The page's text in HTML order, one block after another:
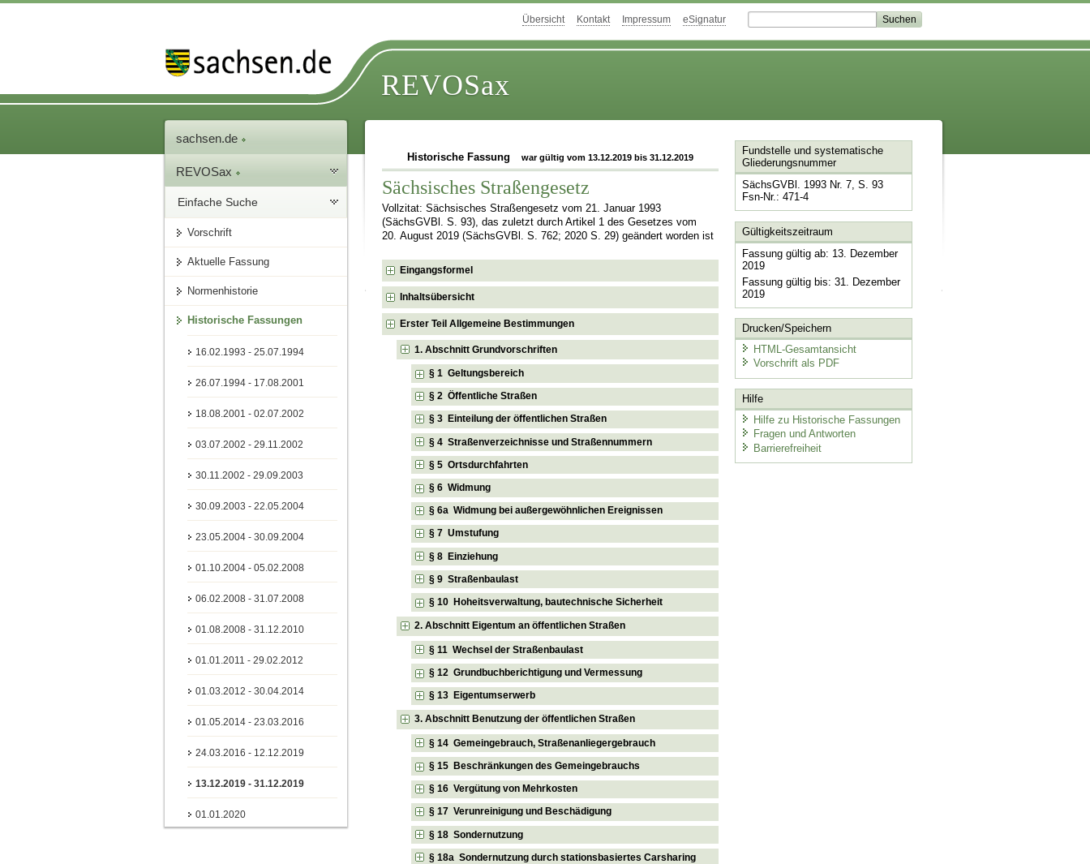
Übersicht Kontakt Impressum eSignatur
REVOSax
sachsen.de
REVOSax
Einfache Suche
Vorschrift
Aktuelle Fassung
Normenhistorie
Historische Fassungen
16.02.1993 - 25.07.1994
26.07.1994 - 17.08.2001
18.08.2001 - 02.07.2002
03.07.2002 - 29.11.2002
30.11.2002 - 29.09.2003
30.09.2003 - 22.05.2004
23.05.2004 - 30.09.2004
01.10.2004 - 05.02.2008
06.02.2008 - 31.07.2008
01.08.2008 - 31.12.2010
01.01.2011 - 29.02.2012
01.03.2012 - 30.04.2014
01.05.2014 - 23.03.2016
24.03.2016 - 12.12.2019
13.12.2019 - 31.12.2019
01.01.2020
Historische Fassung war gültig vom 13.12.2019 bis 31.12.2019
Sächsisches Straßengesetz
Vollzitat: Sächsisches Straßengesetz vom 21. Januar 1993
(SächsGVBl. S. 93), das zuletzt durch Artikel 1 des Gesetzes vom
20. August 2019 (SächsGVBl. S. 762; 2020 S. 29) geändert worden ist
Eingangsformel
Inhaltsübersicht
Erster Teil Allgemeine Bestimmungen
1. Abschnitt Grundvorschriften
§ 1 Geltungsbereich
§ 2 Öffentliche Straßen
§ 3 Einteilung der öffentlichen Straßen
§ 4 Straßenverzeichnisse und Straßennummern
§ 5 Ortsdurchfahrten
§ 6 Widmung
§ 6a Widmung bei außergewöhnlichen Ereignissen
§ 7 Umstufung
§ 8 Einziehung
§ 9 Straßenbaulast
§ 10 Hoheitsverwaltung, bautechnische Sicherheit
2. Abschnitt Eigentum an öffentlichen Straßen
§ 11 Wechsel der Straßenbaulast
§ 12 Grundbuchberichtigung und Vermessung
§ 13 Eigentumserwerb
3. Abschnitt Benutzung der öffentlichen Straßen
§ 14 Gemeingebrauch, Straßenanliegergebrauch
§ 15 Beschränkungen des Gemeingebrauchs
§ 16 Vergütung von Mehrkosten
§ 17 Verunreinigung und Beschädigung
§ 18 Sondernutzung
§ 18a Sondernutzung durch stationsbasiertes Carsharing
Fundstelle und systematische
Gliederungsnummer
SächsGVBl. 1993 Nr. 7, S. 93
Fsn-Nr.: 471-4
Gültigkeitszeitraum
Fassung gültig ab: 13. Dezember
2019
Fassung gültig bis: 31. Dezember
2019
Drucken/Speichern
HTML-Gesamtansicht
Vorschrift als PDF
Hilfe
Hilfe zu Historische Fassungen
Fragen und Antworten
Barrierefreiheit